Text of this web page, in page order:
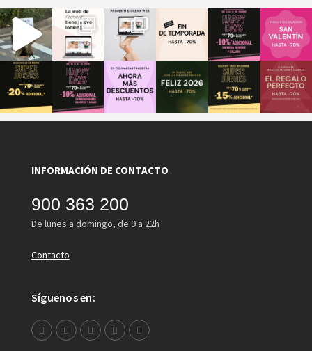
INFORMACIÓN DE CONTACTO
900 363 200
De lunes a domingo, de 9 a 22h
Contacto
Síguenos en: